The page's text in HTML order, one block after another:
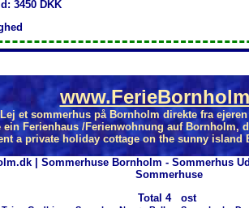
3450 DKK
Lej et sommerhus på Bornholm direkte fra
ein Ferienhaus /Ferienwohnung auf Bornholm,
a private holiday cottage on the sunny island
| Sommerhuse Bornholm - Sommerhus
Sommerhuse
Total 4 ost